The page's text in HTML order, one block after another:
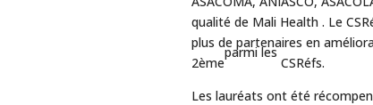
qualité de Mali Health . Le
plus de partenaires en
2ème
parmi les
CSRéfs.
Les lauréats ont été